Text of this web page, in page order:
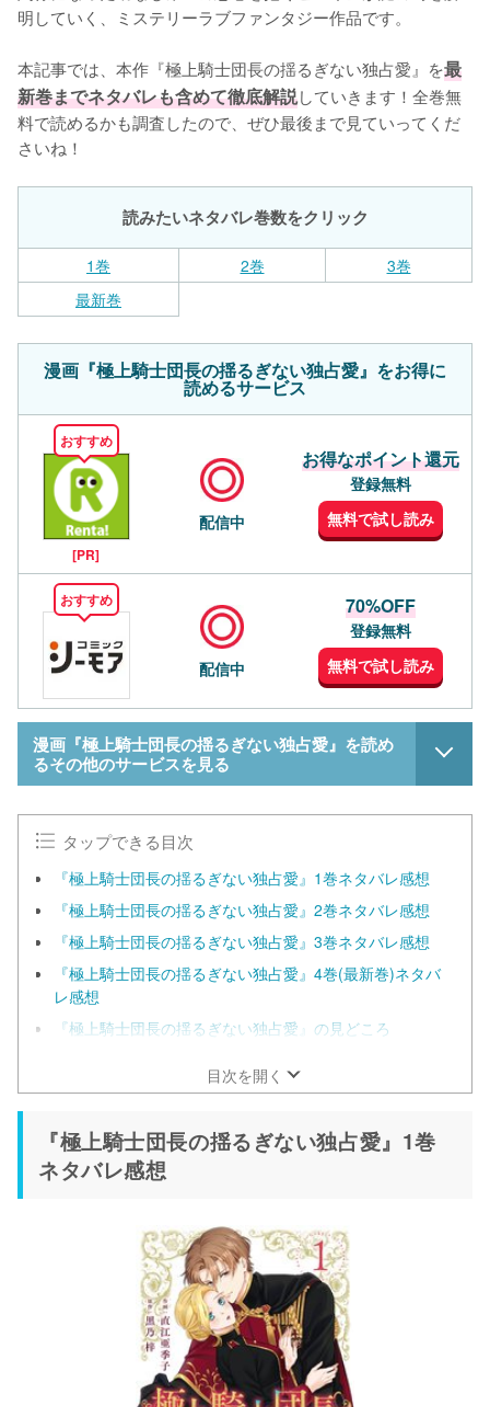
明していく、ミステリーラブファンタジー作品です。
本記事では、本作『極上騎士団長の揺るぎない独占愛』を最
新巻までネタバレも含めて徹底解説していきます！全巻無
料で読めるかも調査したので、ぜひ最後まで見ていってくだ
さいね！
読みたいネタバレ巻数をクリック
1巻 2巻
3巻
最新巻
漫画『極上騎士団長の揺るぎない独占愛』をお得に
読めるサービス
おすすめ
[PR]
配信中
お得なポイント還元
登録無料
無料で試し読み
おすすめ
配信中
70%OFF
登録無料
無料で試し読み
漫画『極上騎士団長の揺るぎない独占愛』を読め
るその他のサービスを見る
タップできる目次
『極上騎士団長の揺るぎない独占愛』1巻ネタバレ感想
『極上騎士団長の揺るぎない独占愛』2巻ネタバレ感想
『極上騎士団長の揺るぎない独占愛』3巻ネタバレ感想
『極上騎士団長の揺るぎない独占愛』4巻(最新巻)ネタバ
レ感想
『極上騎士団長の揺るぎない独占愛』の見どころ
目次を開く
『極上騎士団長の揺るぎない独占愛』1巻
ネタバレ感想